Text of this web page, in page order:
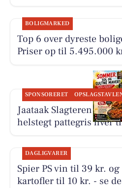
BOLIGMARKED
Top 6 over dyreste
Priser op til 5.495.000
SPONSORERET
Jaataak Slagteren
helstegt pattegris hver
DAGLIGVARER
Spier PS vin til 39 kr.
kartofler til 10 kr. - se